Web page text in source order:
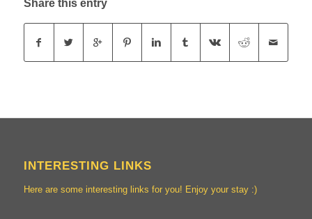
Share this entry
INTERESTING LINKS
Here are some interesting links for you! Enjoy your stay :)